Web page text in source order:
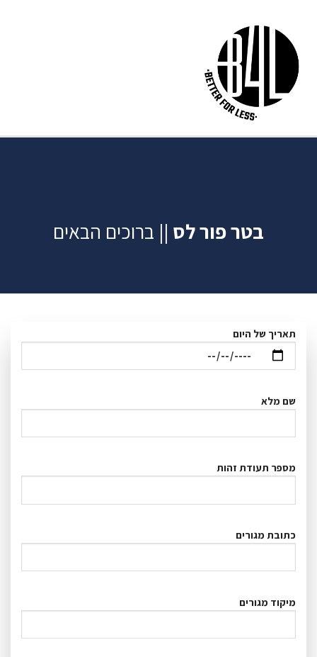
בטר פור לס || ברוכים הבאים
תאריך של היום
שם מלא
מספר תעודת זהות
כתובת מגורים
מיקוד מגורים